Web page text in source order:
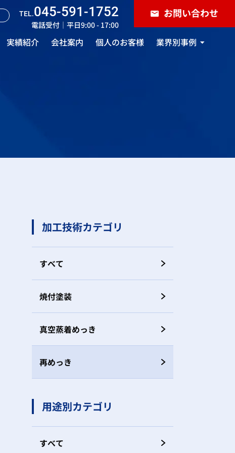
TEL.045-591-1752
電話受付｜平日9:00 - 17:00
お問い合わせ
実績紹介 会社案内 個人のお客様 業界別事例
加工技術カテゴリ
すべて
焼付塗装
真空蒸着めっき
再めっき
用途別カテゴリ
すべて